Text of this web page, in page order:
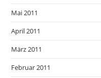
Mai 2011
April 2011
März 2011
Februar 2011